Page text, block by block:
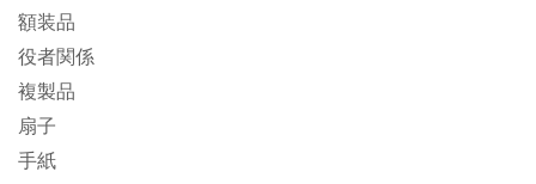
額装品
役者関係
複製品
扇子
手紙